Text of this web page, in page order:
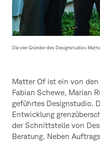
Die vier Gründer des Designstudios
Matter Of ist ein von den
Fabian Schewe, Marian
geführtes Designstudio.
Entwicklung
der Schnittstelle von
Beratung. Neben